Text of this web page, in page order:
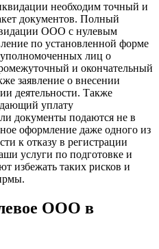
необходим точный и
документов. Полный
ООО с нулевым
по установленной форме
лиц о
и окончательный
заявление о внесении
деятельности. Также
уплату
документы подаются не в
оформление даже одного из
к отказу в регистрации
услуги по подготовке и
избежать таких рисков и
ООО в